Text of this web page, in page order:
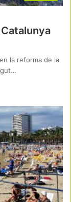
la reforma de la